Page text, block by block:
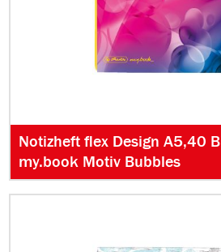
Notizheft flex Design A5,40
my.book Motiv Bubbles